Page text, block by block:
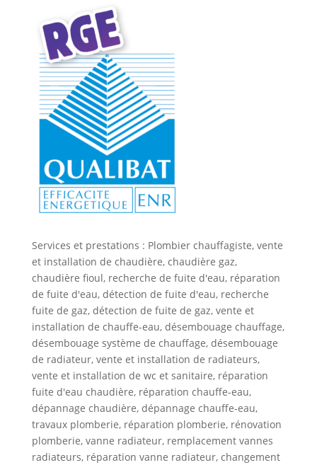
Services et prestations : Plombier chauffagiste, vente
et installation de chaudière, chaudière gaz,
chaudière fioul, recherche de fuite d'eau, réparation
de fuite d'eau, détection de fuite d'eau, recherche
fuite de gaz, détection de fuite de gaz, vente et
installation de chauffe-eau, désembouage chauffage,
désembouage système de chauffage, désembouage
de radiateur, vente et installation de radiateurs,
vente et installation de wc et sanitaire, réparation
fuite d'eau chaudière, réparation chauffe-eau,
dépannage chaudière, dépannage chauffe-eau,
travaux plomberie, réparation plomberie, rénovation
plomberie, vanne radiateur, remplacement vannes
radiateurs, réparation vanne radiateur, changement